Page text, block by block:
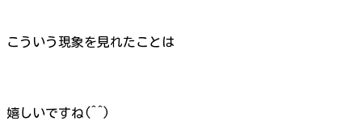
こういう現象を見れたことは
嬉しいですね(^^)